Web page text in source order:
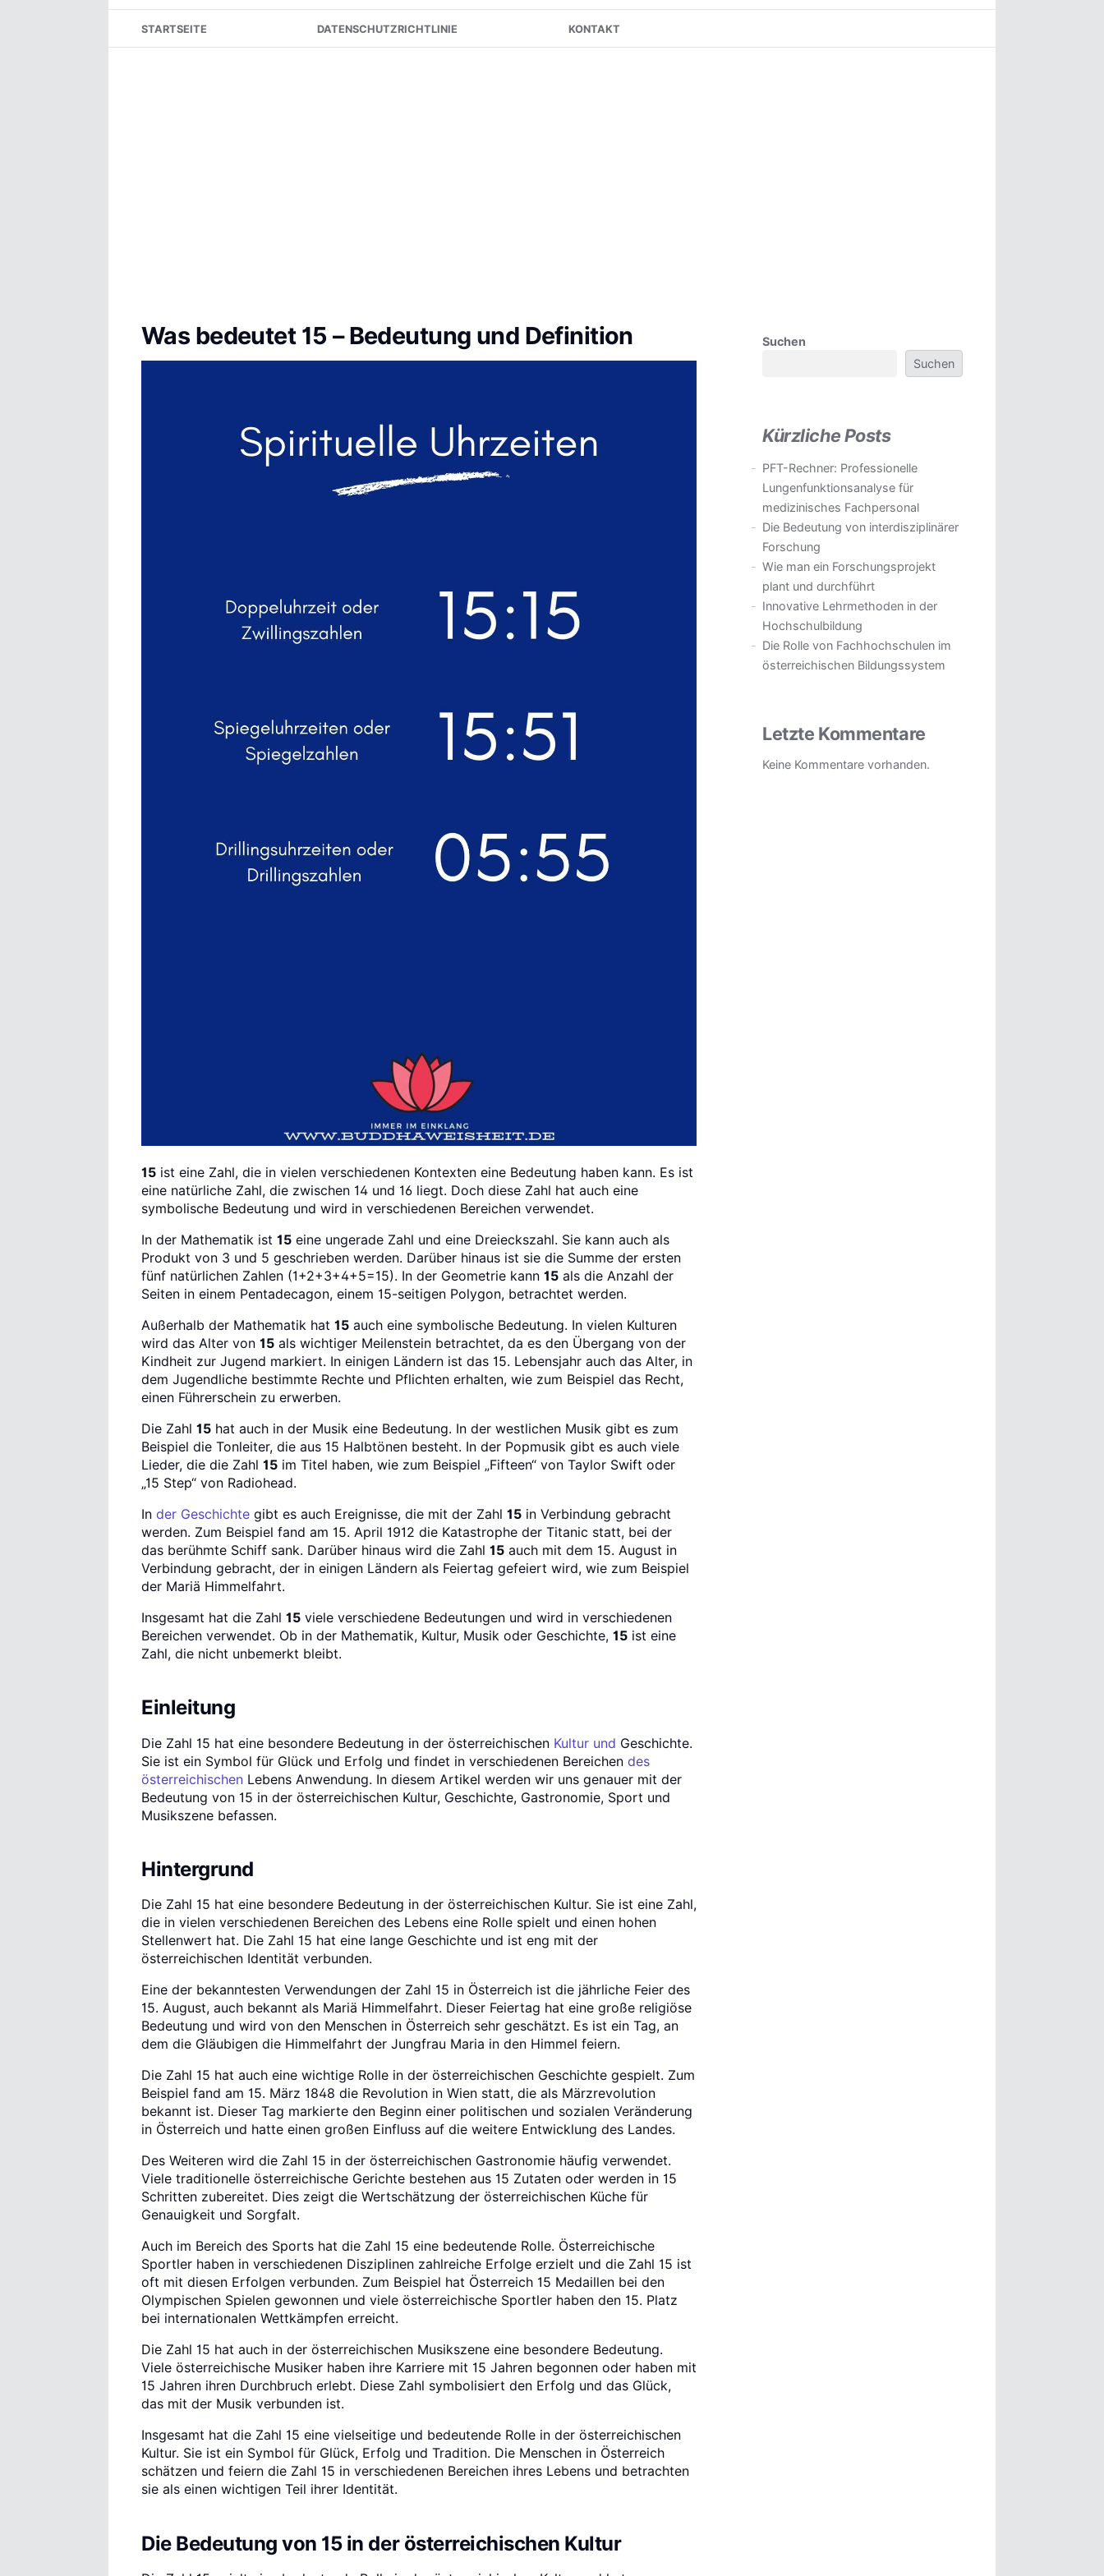
to
STARTSEITE DATENSCHUTZRICHTLINIE KONTAKT
Was bedeutet 15 – Bedeutung und Definition
15 ist eine Zahl, die in vielen verschiedenen Kontexten eine Bedeutung haben kann. Es ist
eine natürliche Zahl, die zwischen 14 und 16 liegt. Doch diese Zahl hat auch eine
symbolische Bedeutung und wird in verschiedenen Bereichen verwendet.
In der Mathematik ist 15 eine ungerade Zahl und eine Dreieckszahl. Sie kann auch als
Produkt von 3 und 5 geschrieben werden. Darüber hinaus ist sie die Summe der ersten
fünf natürlichen Zahlen (1+2+3+4+5=15). In der Geometrie kann 15 als die Anzahl der
Seiten in einem Pentadecagon, einem 15-seitigen Polygon, betrachtet werden.
Außerhalb der Mathematik hat 15 auch eine symbolische Bedeutung. In vielen Kulturen
wird das Alter von 15 als wichtiger Meilenstein betrachtet, da es den Übergang von der
Kindheit zur Jugend markiert. In einigen Ländern ist das 15. Lebensjahr auch das Alter, in
dem Jugendliche bestimmte Rechte und Pflichten erhalten, wie zum Beispiel das Recht,
einen Führerschein zu erwerben.
Die Zahl 15 hat auch in der Musik eine Bedeutung. In der westlichen Musik gibt es zum
Beispiel die Tonleiter, die aus 15 Halbtönen besteht. In der Popmusik gibt es auch viele
Lieder, die die Zahl 15 im Titel haben, wie zum Beispiel „Fifteen“ von Taylor Swift oder
„15 Step“ von Radiohead.
In der Geschichte gibt es auch Ereignisse, die mit der Zahl 15 in Verbindung gebracht
werden. Zum Beispiel fand am 15. April 1912 die Katastrophe der Titanic statt, bei der
das berühmte Schiff sank. Darüber hinaus wird die Zahl 15 auch mit dem 15. August in
Verbindung gebracht, der in einigen Ländern als Feiertag gefeiert wird, wie zum Beispiel
der Mariä Himmelfahrt.
Insgesamt hat die Zahl 15 viele verschiedene Bedeutungen und wird in verschiedenen
Bereichen verwendet. Ob in der Mathematik, Kultur, Musik oder Geschichte, 15 ist eine
Zahl, die nicht unbemerkt bleibt.
Einleitung
Die Zahl 15 hat eine besondere Bedeutung in der österreichischen Kultur und Geschichte.
Sie ist ein Symbol für Glück und Erfolg und findet in verschiedenen Bereichen des
österreichischen Lebens Anwendung. In diesem Artikel werden wir uns genauer mit der
Bedeutung von 15 in der österreichischen Kultur, Geschichte, Gastronomie, Sport und
Musikszene befassen.
Hintergrund
Die Zahl 15 hat eine besondere Bedeutung in der österreichischen Kultur. Sie ist eine Zahl,
die in vielen verschiedenen Bereichen des Lebens eine Rolle spielt und einen hohen
Stellenwert hat. Die Zahl 15 hat eine lange Geschichte und ist eng mit der
österreichischen Identität verbunden.
Eine der bekanntesten Verwendungen der Zahl 15 in Österreich ist die jährliche Feier des
15. August, auch bekannt als Mariä Himmelfahrt. Dieser Feiertag hat eine große religiöse
Bedeutung und wird von den Menschen in Österreich sehr geschätzt. Es ist ein Tag, an
dem die Gläubigen die Himmelfahrt der Jungfrau Maria in den Himmel feiern.
Die Zahl 15 hat auch eine wichtige Rolle in der österreichischen Geschichte gespielt. Zum
Beispiel fand am 15. März 1848 die Revolution in Wien statt, die als Märzrevolution
bekannt ist. Dieser Tag markierte den Beginn einer politischen und sozialen Veränderung
in Österreich und hatte einen großen Einfluss auf die weitere Entwicklung des Landes.
Des Weiteren wird die Zahl 15 in der österreichischen Gastronomie häufig verwendet.
Viele traditionelle österreichische Gerichte bestehen aus 15 Zutaten oder werden in 15
Schritten zubereitet. Dies zeigt die Wertschätzung der österreichischen Küche für
Genauigkeit und Sorgfalt.
Auch im Bereich des Sports hat die Zahl 15 eine bedeutende Rolle. Österreichische
Sportler haben in verschiedenen Disziplinen zahlreiche Erfolge erzielt und die Zahl 15 ist
oft mit diesen Erfolgen verbunden. Zum Beispiel hat Österreich 15 Medaillen bei den
Olympischen Spielen gewonnen und viele österreichische Sportler haben den 15. Platz
bei internationalen Wettkämpfen erreicht.
Die Zahl 15 hat auch in der österreichischen Musikszene eine besondere Bedeutung.
Viele österreichische Musiker haben ihre Karriere mit 15 Jahren begonnen oder haben mit
15 Jahren ihren Durchbruch erlebt. Diese Zahl symbolisiert den Erfolg und das Glück,
das mit der Musik verbunden ist.
Insgesamt hat die Zahl 15 eine vielseitige und bedeutende Rolle in der österreichischen
Kultur. Sie ist ein Symbol für Glück, Erfolg und Tradition. Die Menschen in Österreich
schätzen und feiern die Zahl 15 in verschiedenen Bereichen ihres Lebens und betrachten
sie als einen wichtigen Teil ihrer Identität.
Die Bedeutung von 15 in der österreichischen Kultur
Suchen
Suchen
Kürzliche Posts
PFT-Rechner: Professionelle
Lungenfunktionsanalyse für
medizinisches Fachpersonal
Die Bedeutung von interdisziplinärer
Forschung
Wie man ein Forschungsprojekt
plant und durchführt
Innovative Lehrmethoden in der
Hochschulbildung
Die Rolle von Fachhochschulen im
österreichischen Bildungssystem
Letzte Kommentare
Keine Kommentare vorhanden.